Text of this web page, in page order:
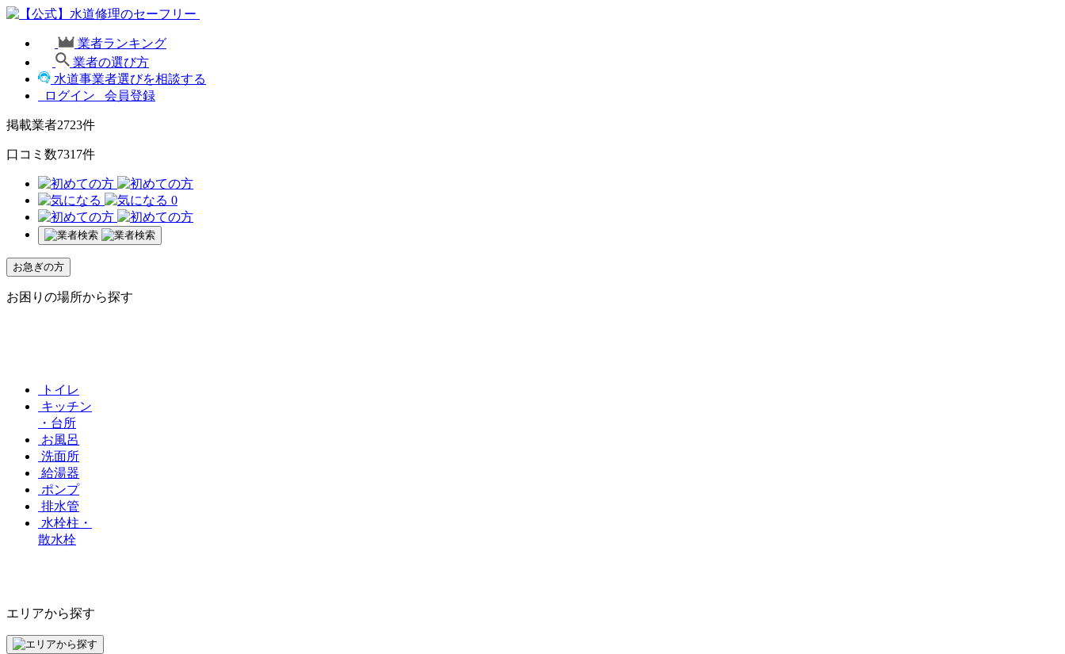
業者ランキング
業者の選び方
水道事業者選びを相談する
ログイン
会員登録
掲載業者2723件
口コミ数7317件
0
お急ぎの方
お困りの場所から探す
トイレ
キッチン
・台所
お風呂
洗面所
給湯器
ポンプ
排水管
水栓柱・
散水栓
エリアから探す